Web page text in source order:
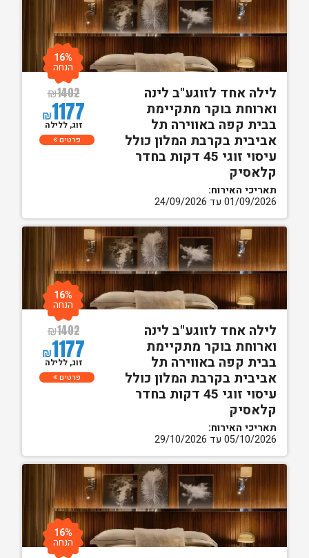
לילה אחד לזוגע"ב לינה
וארוחת בוקר מתקיימת
בבית קפה באווירה תל
אביבית בקרבת המלון כולל
עיסוי זוגי 45 דקות בחדר
קלאסיק
תאריכי האירוח:
01/09/2026 עד 24/09/2026
₪1402
₪1177
16%
הנחה
זוג, ללילה
פרטים
לילה אחד לזוגע"ב לינה
וארוחת בוקר מתקיימת
בבית קפה באווירה תל
אביבית בקרבת המלון כולל
עיסוי זוגי 45 דקות בחדר
קלאסיק
תאריכי האירוח:
05/10/2026 עד 29/10/2026
₪1402
₪1177
16%
הנחה
זוג, ללילה
פרטים
16%
הנחה